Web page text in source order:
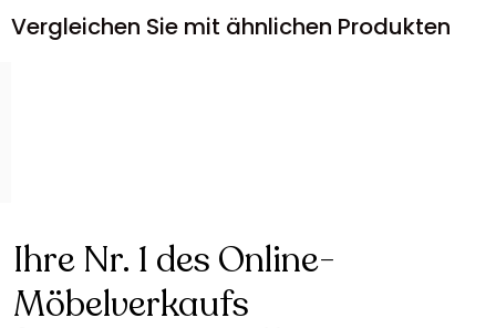
Vergleichen Sie mit ähnlichen Produkten
Ihre Nr. 1 des Online-
Möbelverkaufs